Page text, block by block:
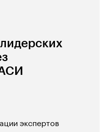
экспертов